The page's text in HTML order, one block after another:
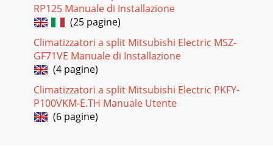
RP125 Manuale di Installazione
(25 pagine)
Climatizzatori a split Mitsubishi Electric MSZ-
GF71VE Manuale di Installazione
(4 pagine)
Climatizzatori a split Mitsubishi Electric PKFY-
P100VKM-E.TH Manuale Utente
(6 pagine)